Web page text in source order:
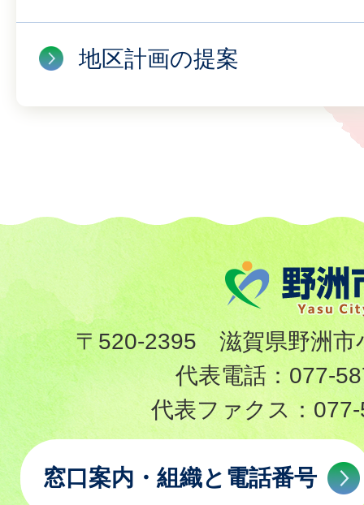
地区計画の提案
〒520-2395 滋賀県野洲市
代表電話： 077-
代表ファクス：
窓口案内・組織と電話番号